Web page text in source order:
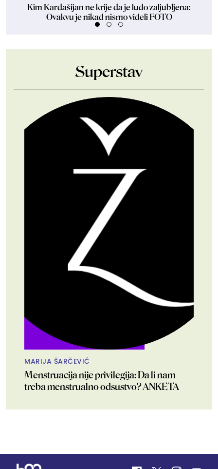
Kim Kardašijan ne krije da je ludo zaljubljena:
Ovakvu je nikad nismo videli FOTO
Superstav
MARIJA ŠARČEVIĆ
Menstruacija nije privilegija: Da li nam
treba menstrualno odsustvo? ANKETA